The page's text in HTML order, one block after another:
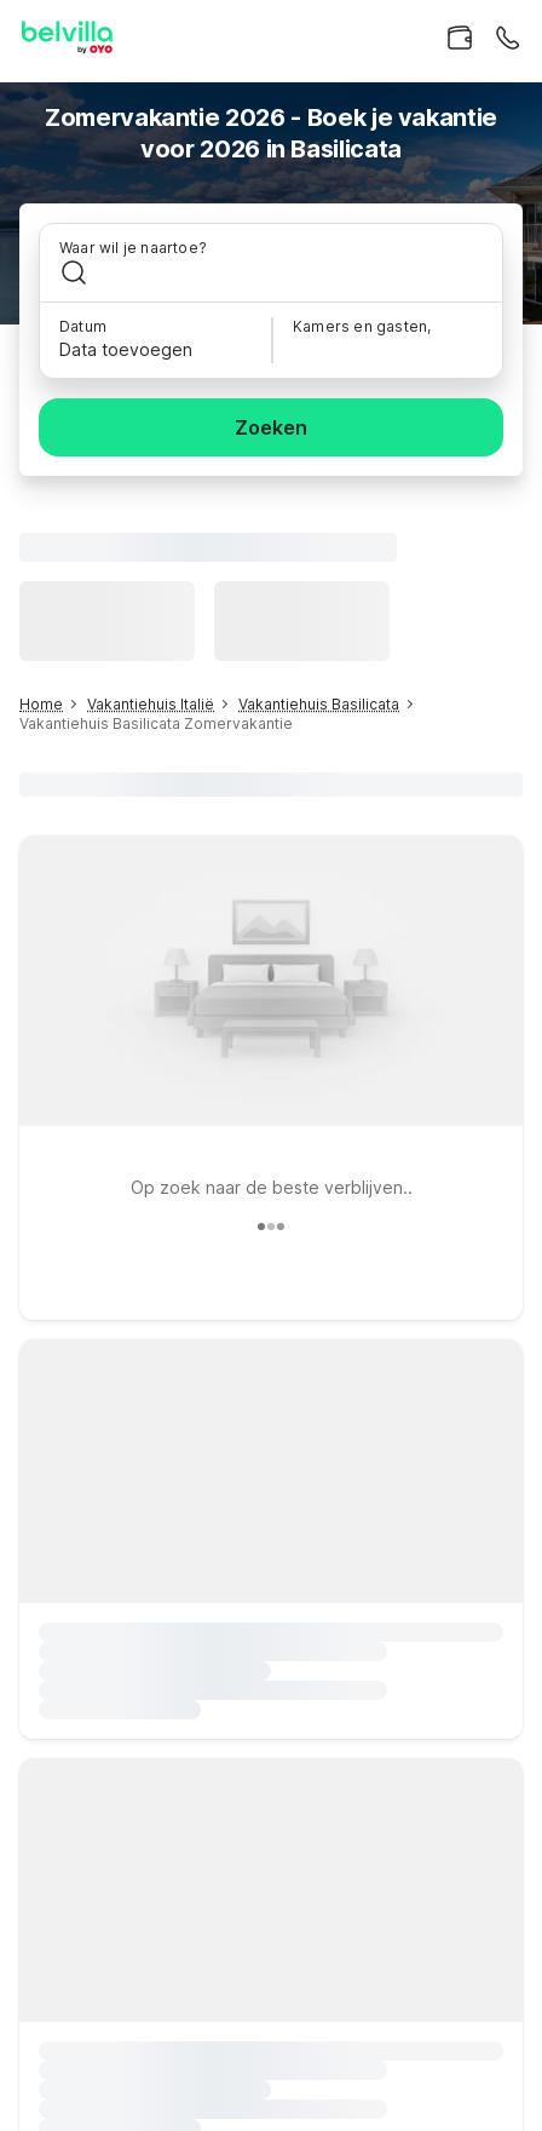
Zomervakantie 2026 - Boek je vakantie
voor 2026 in Basilicata
Waar wil je naartoe?
Datum
Data toevoegen
Kamers en gasten,
Zoeken
Home Vakantiehuis Italië
Vakantiehuis Basilicata
Vakantiehuis Basilicata Zomervakantie
Op zoek naar de beste verblijven..